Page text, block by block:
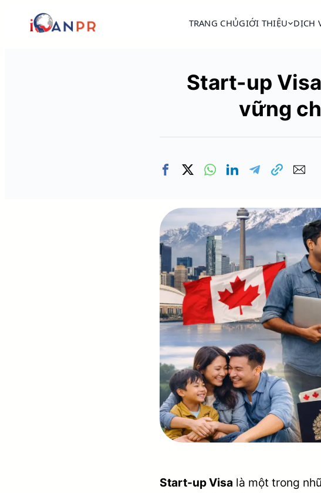
TRANG CHỦGIỚI THIỆU DỊCH
Start-up
vững
Start-up Visa là một trong